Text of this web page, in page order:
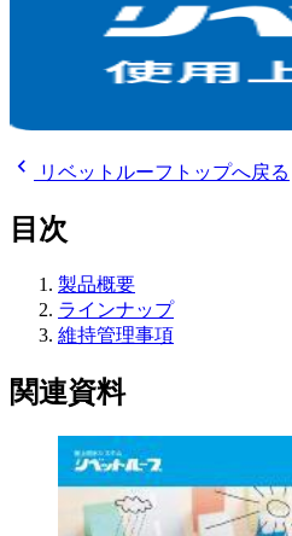
chevron_left リベットルーフトップへ戻る
目次
製品概要
ラインナップ
維持管理事項
関連資料